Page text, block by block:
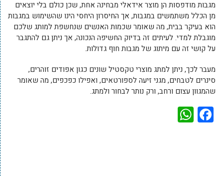
מגבות מודפסות הן מוצר אידאלי מבחינה אחת, שכן כולם בלי יוצאים
מן הכלל משתמשים במגבות, אך החיסרון היחסי הינו שהשימוש במגבות
הוא בעיקר בבית, מה שאומר שכמות האנשים שנחשפת למותג שלכם
מוגבלת למדי. לעיתים זה בדיוק החשיפה הנכונה, אך ניתן גם להתגבר
על קושי זה עם מיתוג של מגבות חוף גדולות.
מעבר לכך, ניתן למתג מוצרי טקסטיל שונים כגון אפודים זוהרים,
סינרים לטבחים, מגני זיעה לספורטאים, ואפילו כפכפים, מה שאומר
שהמגוון עצום ורחב, ורק נותר לבחור ולמתג.
Facebook